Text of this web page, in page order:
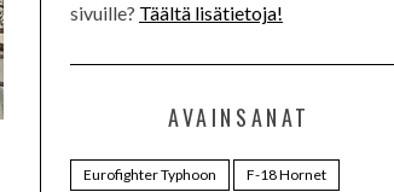
sivuille? Täältä lisätietoja!
AVAINSANAT
Eurofighter Typhoon
F-18 Hornet